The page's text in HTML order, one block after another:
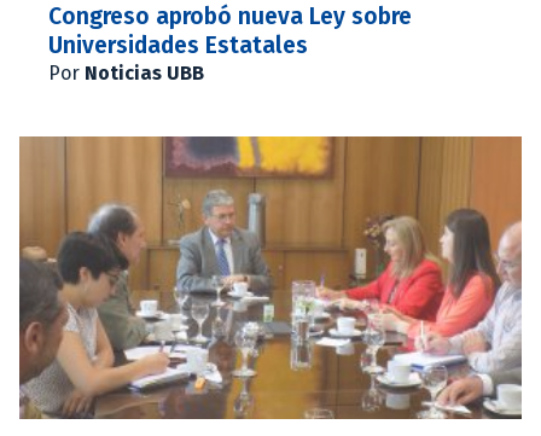
Congreso aprobó nueva Ley sobre
Universidades Estatales
Por Noticias UBB